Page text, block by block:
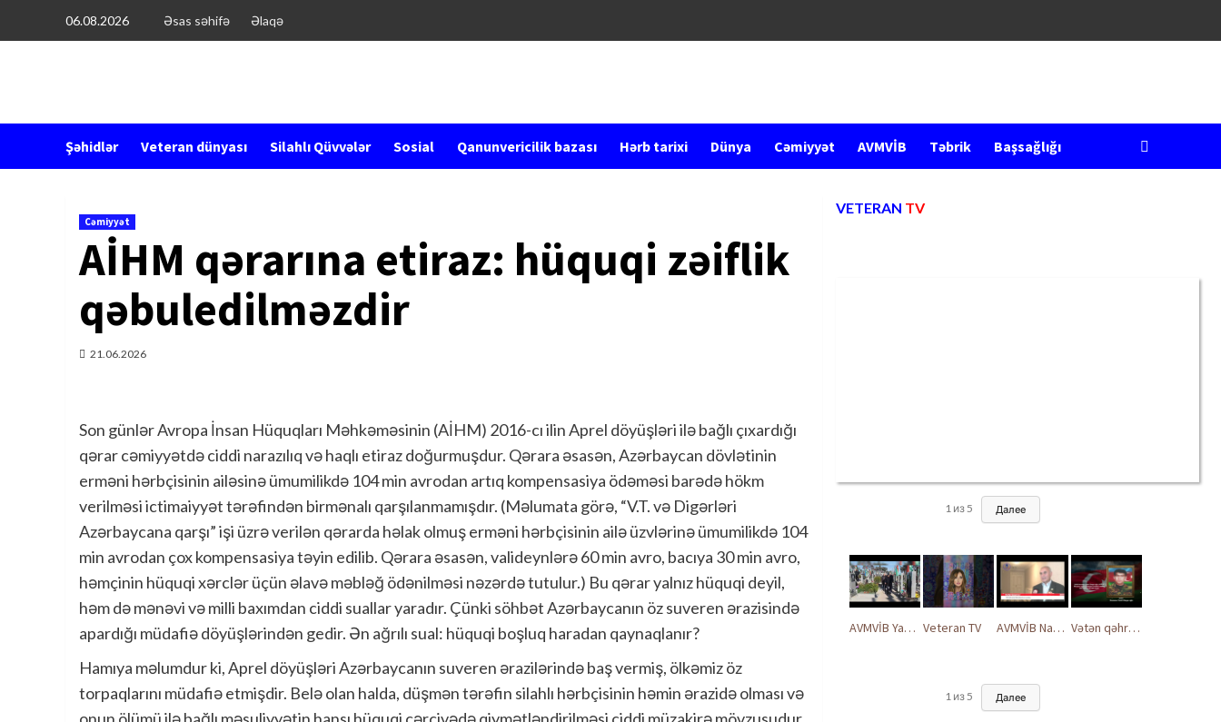
06.08.2026 Əsas səhifə Əlaqə
Şəhidlər Veteran dünyası Silahlı Qüvvələr Sosial Qanunvericilik bazası Hərb tarixi Dünya Cəmiyyət AVMVİB Təbrik Başsağlığı
Cəmiyyət
AİHM qərarına etiraz: hüquqi zəiflik
qəbuledilməzdir
21.06.2026
Son günlər Avropa İnsan Hüquqları Məhkəməsinin (AİHM) 2016-cı ilin Aprel döyüşləri ilə bağlı çıxardığı
qərar cəmiyyətdə ciddi narazılıq və haqlı etiraz doğurmuşdur. Qərara əsasən, Azərbaycan dövlətinin
erməni hərbçisinin ailəsinə ümumilikdə 104 min avrodan artıq kompensasiya ödəməsi barədə hökm
verilməsi ictimaiyyət tərəfindən birmənalı qarşılanmamışdır. (Məlumata görə, “V.T. və Digərləri
Azərbaycana qarşı” işi üzrə verilən qərarda həlak olmuş erməni hərbçisinin ailə üzvlərinə ümumilikdə 104
min avrodan çox kompensasiya təyin edilib. Qərara əsasən, valideynlərə 60 min avro, bacıya 30 min avro,
həmçinin hüquqi xərclər üçün əlavə məbləğ ödənilməsi nəzərdə tutulur.) Bu qərar yalnız hüquqi deyil,
həm də mənəvi və milli baxımdan ciddi suallar yaradır. Çünki söhbət Azərbaycanın öz suveren ərazisində
apardığı müdafiə döyüşlərindən gedir. Ən ağrılı sual: hüquqi boşluq haradan qaynaqlanır?
Hamıya məlumdur ki, Aprel döyüşləri Azərbaycanın suveren ərazilərində baş vermiş, ölkəmiz öz
torpaqlarını müdafiə etmişdir. Belə olan halda, düşmən tərəfin silahlı hərbçisinin həmin ərazidə olması və
VETERAN TV
1 из5 Далее
AVMVİB Yasamal rayon şöbəsinin kollektivi Şəhidlər Xiyabanında Veteran TV AVMVİB Naxçıvan MR təşkilatı şəhidlərimizin xatirəsinə həsr olunmuş tədbir keçirdi Vətən qəhrəmanları ilə ucalır
1 из 5 Далее